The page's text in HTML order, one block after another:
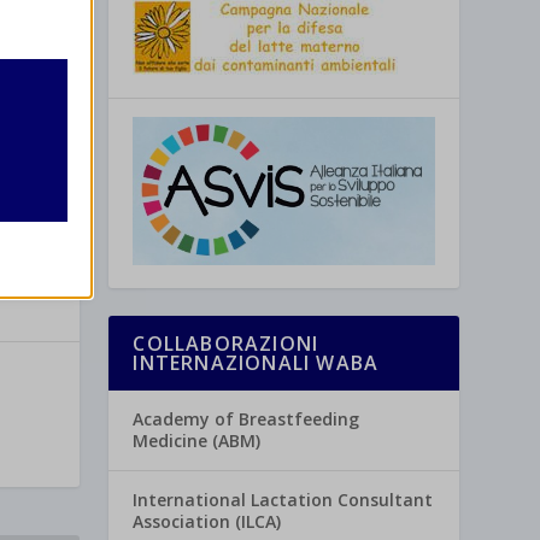
COLLABORAZIONI
INTERNAZIONALI WABA
Academy of Breastfeeding
Medicine (ABM)
International Lactation Consultant
Association (ILCA)